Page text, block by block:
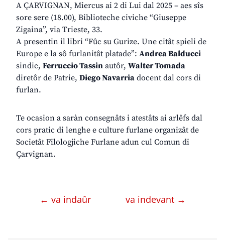
A ÇARVIGNAN, Miercus ai 2 di Lui dal 2025 – aes sîs
sore sere (18.00), Biblioteche civiche “Giuseppe
Zigaina”, via Trieste, 33.
A presentin il libri “Fûc su Gurize. Une citât spieli de
Europe e la sô furlanitât platade”: Andrea Balducci
sindic, Ferruccio Tassin autôr, Walter Tomada
diretôr de Patrie, Diego Navarria docent dal cors di
furlan.
Te ocasion a saràn consegnâts i atestâts ai arlêfs dal
cors pratic di lenghe e culture furlane organizât de
Societât Filologjiche Furlane adun cul Comun di
Çarvignan.
← va indaûr va indevant →